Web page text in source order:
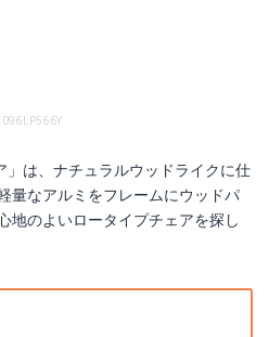
」は、ナチュラルウッドライクに仕
量なアルミをフレームにウッドパ
地のよいロータイプチェアを探し